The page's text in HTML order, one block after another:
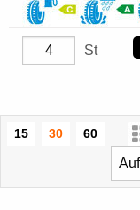
St
15 30
60